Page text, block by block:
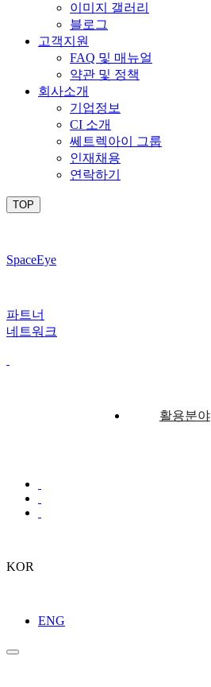
이미지 갤러리
블로그
고객지원
FAQ 및 매뉴얼
약관 및 정책
회사소개
기업정보
CI 소개
쎄트렉아이 그룹
인재채용
연락하기
TOP
SpaceEye
파트너
네트워크
활용분야
KOR
ENG